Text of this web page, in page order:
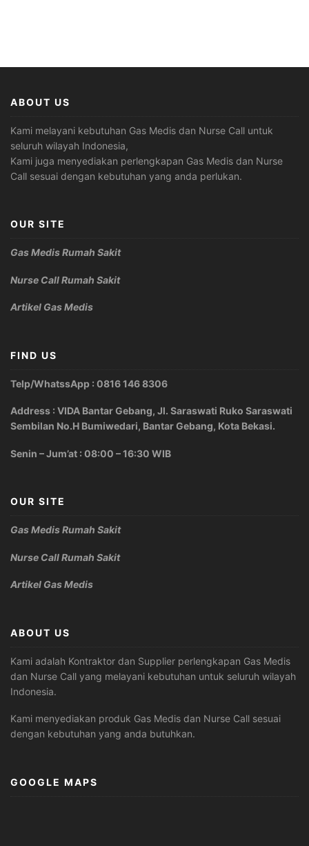
ABOUT US
Kami melayani kebutuhan Gas Medis dan Nurse Call untuk
seluruh wilayah Indonesia,
Kami juga menyediakan perlengkapan Gas Medis dan Nurse
Call sesuai dengan kebutuhan yang anda perlukan.
OUR SITE
Gas Medis Rumah Sakit
Nurse Call Rumah Sakit
Artikel Gas Medis
FIND US
Telp/WhatssApp : 0816 146 8306
Address : VIDA Bantar Gebang, Jl. Saraswati Ruko Saraswati
Sembilan No.H Bumiwedari, Bantar Gebang, Kota Bekasi.
Senin – Jum’at : 08:00 – 16:30 WIB
OUR SITE
Gas Medis Rumah Sakit
Nurse Call Rumah Sakit
Artikel Gas Medis
ABOUT US
Kami adalah Kontraktor dan Supplier perlengkapan Gas Medis
dan Nurse Call yang melayani kebutuhan untuk seluruh wilayah
Indonesia.
Kami menyediakan produk Gas Medis dan Nurse Call sesuai
dengan kebutuhan yang anda butuhkan.
GOOGLE MAPS